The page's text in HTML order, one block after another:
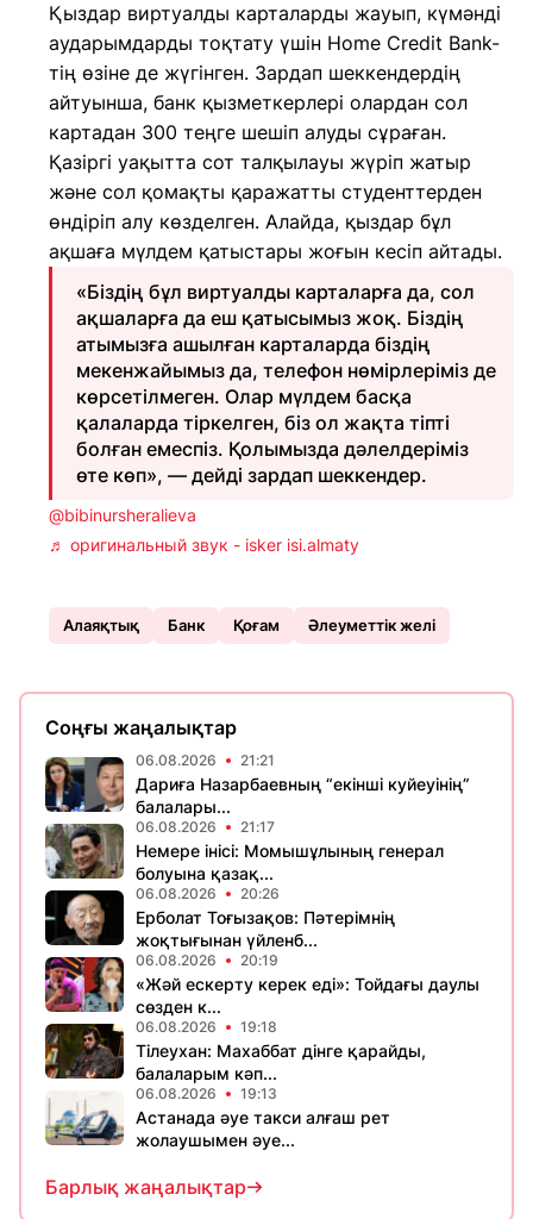
Қыздар виртуалды карталарды жауып, күмәнді
аударымдарды тоқтату үшін Home Credit Bank-
тің өзіне де жүгінген. Зардап шеккендердің
айтуынша, банк қызметкерлері олардан сол
картадан 300 теңге шешіп алуды сұраған.
Қазіргі уақытта сот талқылауы жүріп жатыр
және сол қомақты қаражатты студенттерден
өндіріп алу көзделген. Алайда, қыздар бұл
ақшаға мүлдем қатыстары жоғын кесіп айтады.
«Біздің бұл виртуалды карталарға да, сол
ақшаларға да еш қатысымыз жоқ. Біздің
атымызға ашылған карталарда біздің
мекенжайымыз да, телефон нөмірлеріміз де
көрсетілмеген. Олар мүлдем басқа
қалаларда тіркелген, біз ол жақта тіпті
болған емеспіз. Қолымызда дәлелдеріміз
өте көп», — дейді зардап шеккендер.
@bibinursheralieva
♬ оригинальный звук - isker isi.almaty
Алаяқтық Банк Қоғам Әлеуметтік желі
Соңғы жаңалықтар
06.08.2026 21:21
Дариға Назарбаевның “екінші куйеуінің”
балалары...
06.08.2026 21:17
Немере інісі: Момышұлының генерал
болуына қазақ...
06.08.2026 20:26
Ерболат Тоғызақов: Пәтерімнің
жоқтығынан үйленб...
06.08.2026 20:19
«Жәй ескерту керек еді»: Тойдағы даулы
сөзден к...
06.08.2026 19:18
Тілеухан: Махаббат дінге қарайды,
балаларым кәп...
06.08.2026 19:13
Астанада әуе такси алғаш рет
жолаушымен әуе...
Барлық жаңалықтар